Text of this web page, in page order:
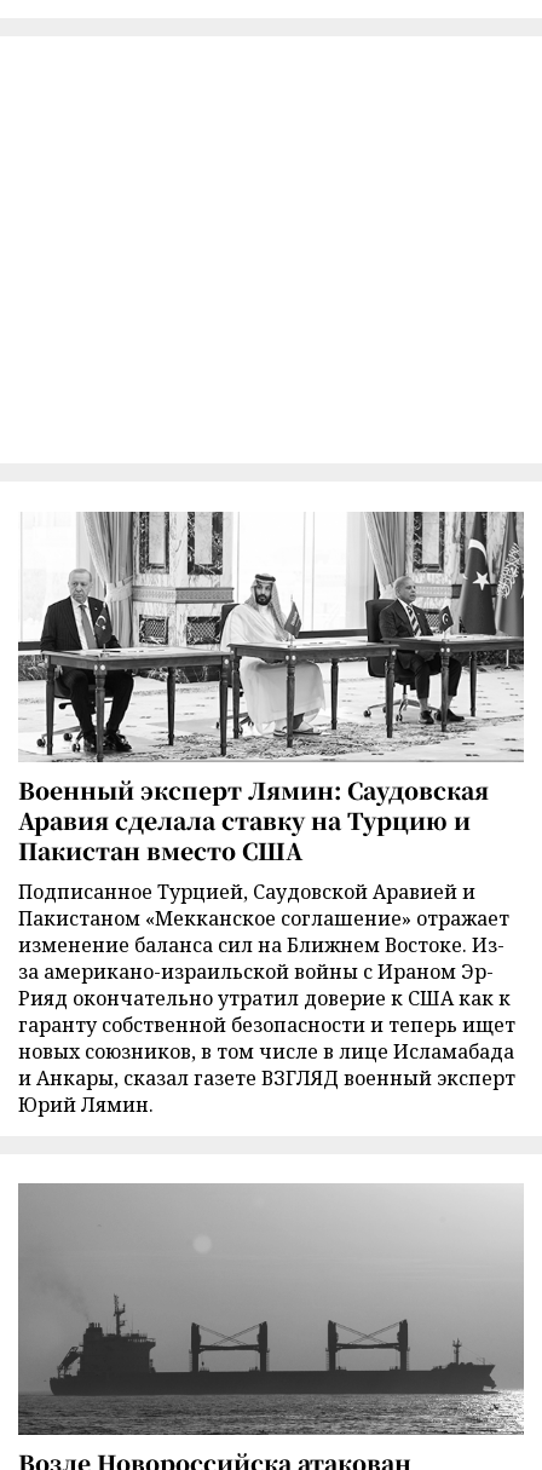
Военный эксперт Лямин: Саудовская
Аравия сделала ставку на Турцию и
Пакистан вместо США
Подписанное Турцией, Саудовской Аравией и
Пакистаном «Мекканское соглашение» отражает
изменение баланса сил на Ближнем Востоке. Из-
за американо-израильской войны с Ираном Эр-
Рияд окончательно утратил доверие к США как к
гаранту собственной безопасности и теперь ищет
новых союзников, в том числе в лице Исламабада
и Анкары, сказал газете ВЗГЛЯД военный эксперт
Юрий Лямин.
Возле Новороссийска атакован